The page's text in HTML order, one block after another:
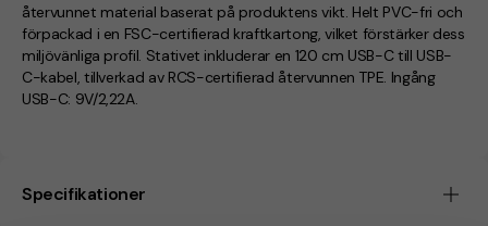
återvunnet material baserat på produktens vikt. Helt PVC-fri och
förpackad i en FSC-certifierad kraftkartong, vilket förstärker dess
miljövänliga profil. Stativet inkluderar en 120 cm USB-C till USB-
C-kabel, tillverkad av RCS-certifierad återvunnen TPE. Ingång
USB-C: 9V/2,22A.
Specifikationer